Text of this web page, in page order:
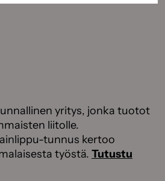
yritys, jonka tuotot
liitolle.
tunnus kertoo
työstä. Tutustu